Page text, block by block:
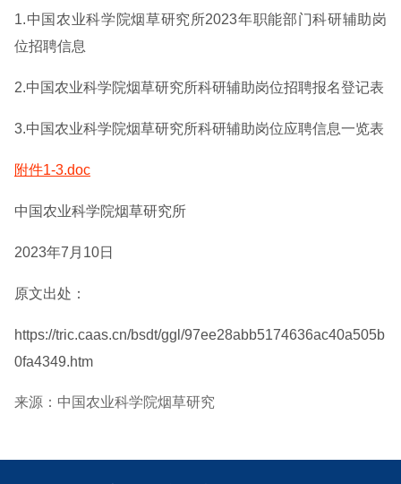
1.中国农业科学院烟草研究所2023年职能部门科研辅助岗
位招聘信息
2.中国农业科学院烟草研究所科研辅助岗位招聘报名登记表
3.中国农业科学院烟草研究所科研辅助岗位应聘信息一览表
附件1-3.doc
中国农业科学院烟草研究所
2023年7月10日
原文出处：
https://tric.caas.cn/bsdt/ggl/97ee28abb5174636ac40a505b
0fa4349.htm
来源：中国农业科学院烟草研究